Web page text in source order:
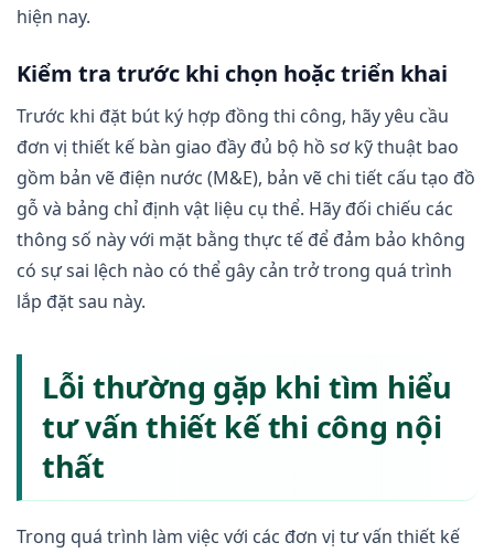
hiện nay.
Kiểm tra trước khi chọn hoặc triển khai
Trước khi đặt bút ký hợp đồng thi công, hãy yêu cầu
đơn vị thiết kế bàn giao đầy đủ bộ hồ sơ kỹ thuật bao
gồm bản vẽ điện nước (M&E), bản vẽ chi tiết cấu tạo đồ
gỗ và bảng chỉ định vật liệu cụ thể. Hãy đối chiếu các
thông số này với mặt bằng thực tế để đảm bảo không
có sự sai lệch nào có thể gây cản trở trong quá trình
lắp đặt sau này.
Lỗi thường gặp khi tìm hiểu
tư vấn thiết kế thi công nội
thất
Trong quá trình làm việc với các đơn vị tư vấn thiết kế